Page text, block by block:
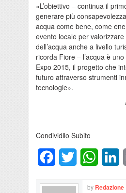
«L’obiettivo – continua il
generare più
acqua come bene, come
evento locale per
dell’acqua anche a livello
ricorda Fiore – l’acqua è
Expo 2015, il progetto che
futuro attraverso strumenti
tecnologie».
Condividilo Subito
FacebookTwitter
by